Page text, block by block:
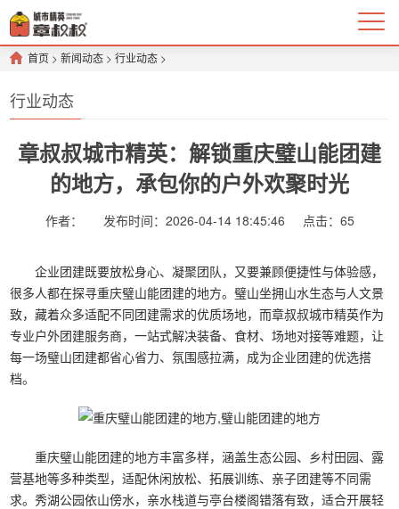
首页 >新闻动态 >行业动态 >
行业动态
章叔叔城市精英：解锁重庆璧山能团建
的地方，承包你的户外欢聚时光
作者： 发布时间：2026-04-14 18:45:46 点击： 65
企业团建既要放松身心、凝聚团队，又要兼顾便捷性与体验感，
很多人都在探寻重庆璧山能团建的地方。璧山坐拥山水生态与人文景
致，藏着众多适配不同团建需求的优质场地，而章叔叔城市精英作为
专业户外团建服务商，一站式解决装备、食材、场地对接等难题，让
每一场璧山团建都省心省力、氛围感拉满，成为企业团建的优选搭
档。
重庆璧山能团建的地方丰富多样，涵盖生态公园、乡村田园、露
营基地等多种类型，适配休闲放松、拓展训练、亲子团建等不同需
求。秀湖公园依山傍水，亲水栈道与亭台楼阁错落有致，适合开展轻